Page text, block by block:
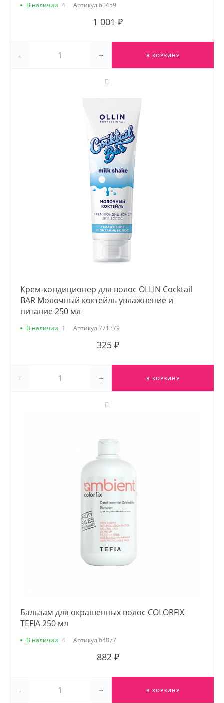
В наличии 4 Артикул 60459
1 001 ₽
- + В КОРЗИНУ
Крем-кондиционер для волос OLLIN Cocktail
BAR Молочный коктейль увлажнение и
питание 250 мл
В наличии 1 Артикул 771379
325 ₽
- + В КОРЗИНУ
Бальзам для окрашенных волос COLORFIX
TEFIA 250 мл
В наличии 4 Артикул 64877
882 ₽
- + В КОРЗИНУ